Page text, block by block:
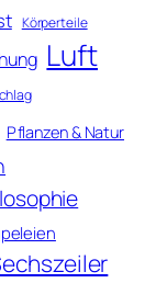
Körperteile
Luft
Pflanzen & Natur